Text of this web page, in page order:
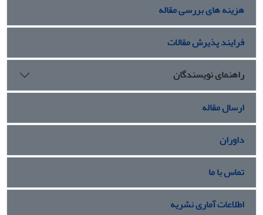
هزینه های بررسی مقاله
فرایند پذیرش مقالات
راهنمای نویسندگان
ارسال مقاله
داوران
تماس با ما
اطلاعات آماری نشریه